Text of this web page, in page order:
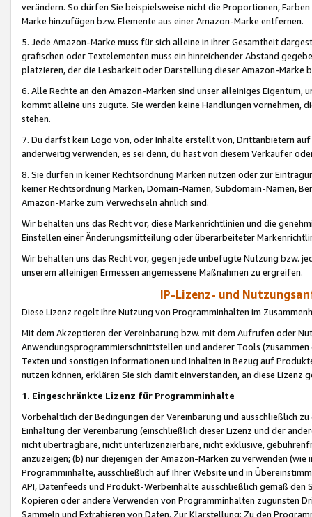
verändern. So dürfen Sie beispielsweise nicht die Proportionen,
Marke hinzufügen bzw. Elemente aus einer Amazon-Marke entfernen.
5. Jede Amazon-Marke muss für sich alleine in ihrer Gesamtheit
grafischen oder Textelementen muss ein hinreichender Abstand
platzieren, der die Lesbarkeit oder Darstellung dieser Amazon-Marke
6. Alle Rechte an den Amazon-Marken sind unser alleiniges
kommt alleine uns zugute. Sie werden keine Handlungen vornehmen,
stehen.
7. Du darfst kein Logo von, oder Inhalte erstellt von,Drittanbietern auf
anderweitig verwenden, es sei denn, du hast von diesem Verkäufer
8. Sie dürfen in keiner Rechtsordnung Marken nutzen oder zur
keiner Rechtsordnung Marken, Domain-Namen, Subdomain-Namen,
Amazon-Marke zum Verwechseln ähnlich sind.
Wir behalten uns das Recht vor, diese Markenrichtlinien und die
Einstellen einer Änderungsmitteilung oder überarbeiteter
Wir behalten uns das Recht vor, gegen jede unbefugte Nutzung bzw.
unserem alleinigen Ermessen angemessene Maßnahmen zu ergreifen.
IP-Lizenz- und
Diese Lizenz regelt Ihre Nutzung von Programminhalten im
Mit dem Akzeptieren der Vereinbarung bzw. mit dem Aufrufen oder
Anwendungsprogrammierschnittstellen und anderer Tools (zusammen
Texten und sonstigen Informationen und Inhalten in Bezug auf
nutzen können, erklären Sie sich damit einverstanden, an diese Lizenz
1. Eingeschränkte Lizenz für Programminhalte
Vorbehaltlich der Bedingungen der Vereinbarung und ausschließlich
Einhaltung der Vereinbarung (einschließlich dieser Lizenz und der
nicht übertragbare, nicht unterlizenzierbare, nicht exklusive,
anzuzeigen; (b) nur diejenigen der Amazon-Marken zu verwenden
Programminhalte, ausschließlich auf Ihrer Website und in
API, Datenfeeds und Produkt-Werbeinhalte ausschließlich gemäß
Kopieren oder andere Verwenden von Programminhalten zugunsten
Sammeln und Extrahieren von Daten. Zur Klarstellung: Zu den